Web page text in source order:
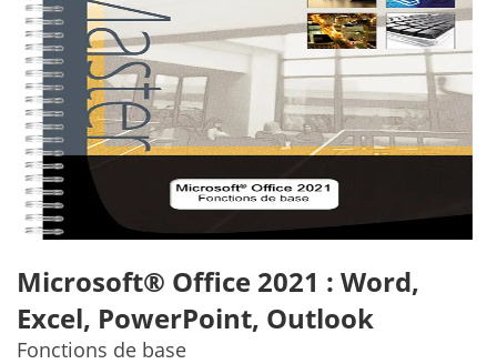
Microsoft® Office 2021 : Word,
Excel, PowerPoint, Outlook
Fonctions de base